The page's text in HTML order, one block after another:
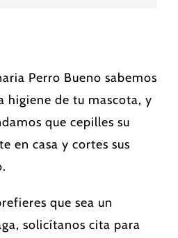
Perro Bueno sabemos
higiene de tu mascota, y
que cepilles su
en casa y cortes sus
que sea un
solicítanos cita para